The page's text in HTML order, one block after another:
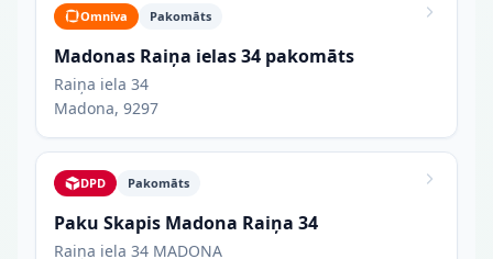
Omniva Pakomāts
Madonas Raiņa ielas 34 pakomāts
Raiņa iela 34
Madona, 9297
DPD Pakomāts
Paku Skapis Madona Raiņa 34
Raiņa iela 34 MADONA